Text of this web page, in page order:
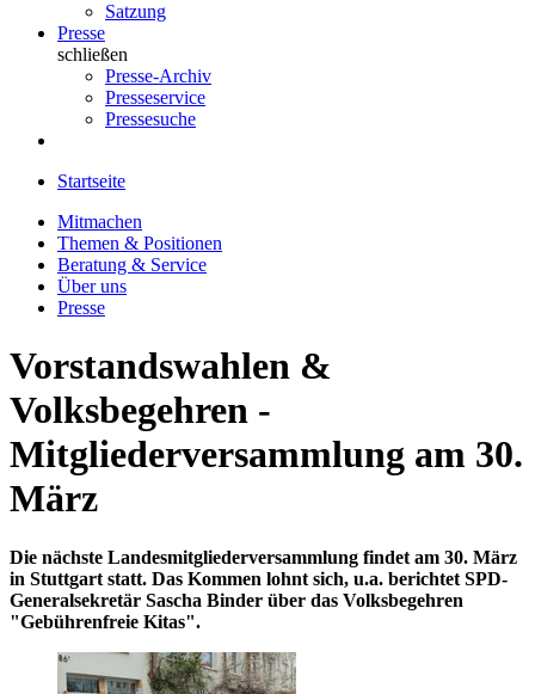
Satzung
Presse
schließen
Presse-Archiv
Presseservice
Pressesuche
Startseite
Mitmachen
Themen & Positionen
Beratung & Service
Über uns
Presse
Vorstandswahlen &
Volksbegehren -
Mitgliederversammlung am 30.
März
Die nächste Landesmitgliederversammlung findet am 30. März
in Stuttgart statt. Das Kommen lohnt sich, u.a. berichtet SPD-
Generalsekretär Sascha Binder über das Volksbegehren
"Gebührenfreie Kitas".